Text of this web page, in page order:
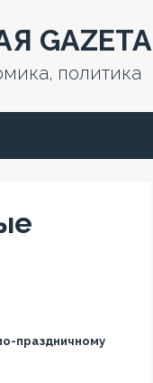
GAZЕТА
политика
праздничному